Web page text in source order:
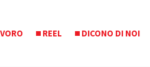
REEL DICONO DI NOI